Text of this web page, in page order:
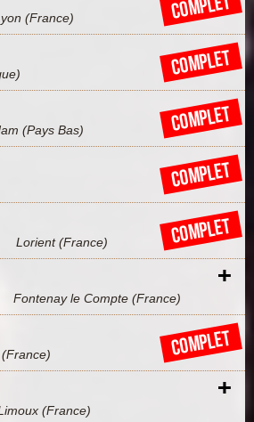
(France)
+
COMPLET
(Pays Bas) +
COMPLET
+
COMPLET
Lorient (France) +
COMPLET
Fontenay le Compte (France) +
(France) +
COMPLET
(France) +